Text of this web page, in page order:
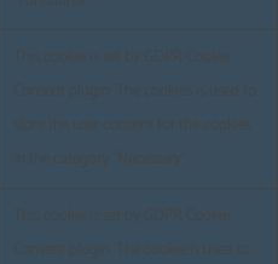
This cookie is set by GDPR Cookie
Consent plugin. The cookies is used to
store the user consent for the cookies
in the category "Necessary".
This cookie is set by GDPR Cookie
Consent plugin. The cookie is used to